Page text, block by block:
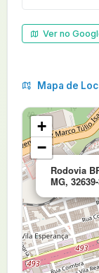
Ver no
Mapa de
Rodovia
MG,
+
−